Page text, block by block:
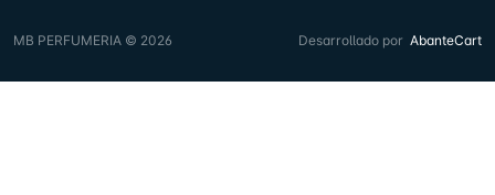
MB PERFUMERIA © 2026 Desarrollado por AbanteCart